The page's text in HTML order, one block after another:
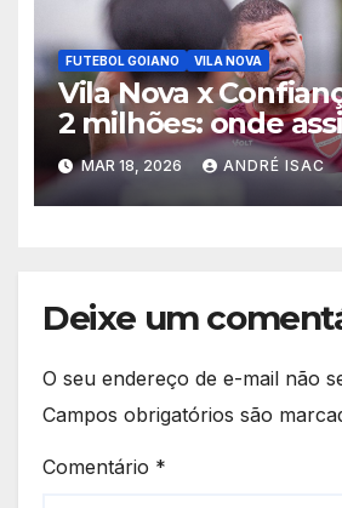
FUTEBOL GOIANO VILA NOVA
Vila Nova x
2 milhões: onde
horário e
Copa do Brasil
MAR 18, 2026 ANDRÉ ISAC
Deixe um
O seu endereço de e-mail não
Campos obrigatórios são
Comentário *